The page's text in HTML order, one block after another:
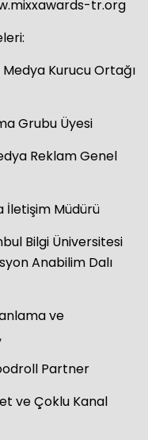
tr.org
Kurucu Ortağı
Grubu Üyesi
Reklam Genel
İletişim Müdürü
Bilgi Üniversitesi
Anabilim Dalı
ve
Partner
ve Çoklu Kanal